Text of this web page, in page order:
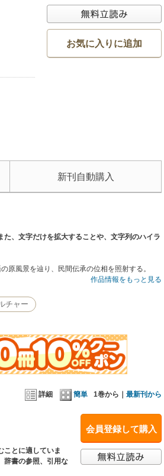
お気に入りに追加
新刊自動購入
、文字だけを拡大することや、文字列のハイラ
原風景を辿り、民間伝承の位相を照射する。
作品情報をもっと見る
チャー
詳細 簡単 1巻から｜ 最新刊から
会員登録して購入
ことに適していま
辞書の参照、引用な